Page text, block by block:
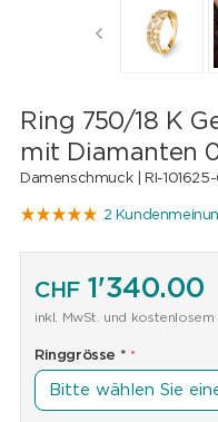
Ring 750/18 K
mit Diamanten
Damenschmuck | RI-101625-
2
CHF1'340.00
inkl. MwSt. und kostenlosem
Ringgrösse *